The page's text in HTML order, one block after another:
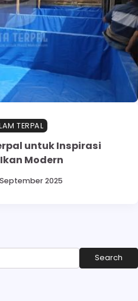
TERPAL
untuk Inspirasi
Modern
September 2025
Search